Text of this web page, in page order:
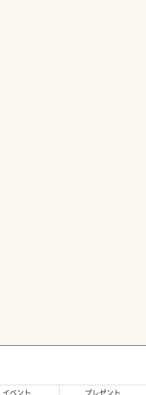
イベント プレゼント